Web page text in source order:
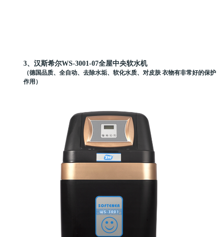
3、汉斯希尔WS-3001-07全屋中央软水机
（德国品质、全自动、去除水垢、软化水质、对皮肤 衣物有非常好的保护
作用）